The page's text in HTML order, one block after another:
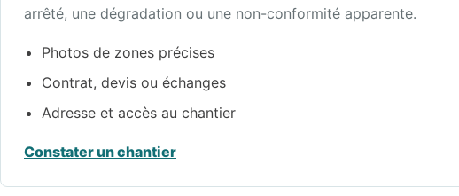
arrêté, une dégradation ou une non-conformité apparente.
Photos de zones précises
Contrat, devis ou échanges
Adresse et accès au chantier
Constater un chantier